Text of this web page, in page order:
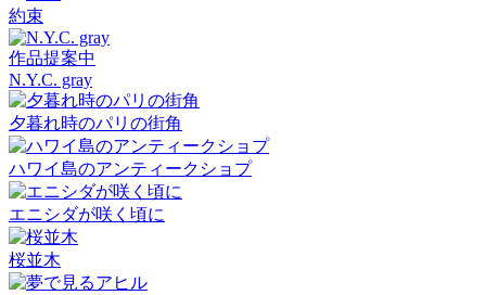
約束
作品提案中
N.Y.C. gray
夕暮れ時のパリの街角
ハワイ島のアンティークショプ
エニシダが咲く頃に
桜並木